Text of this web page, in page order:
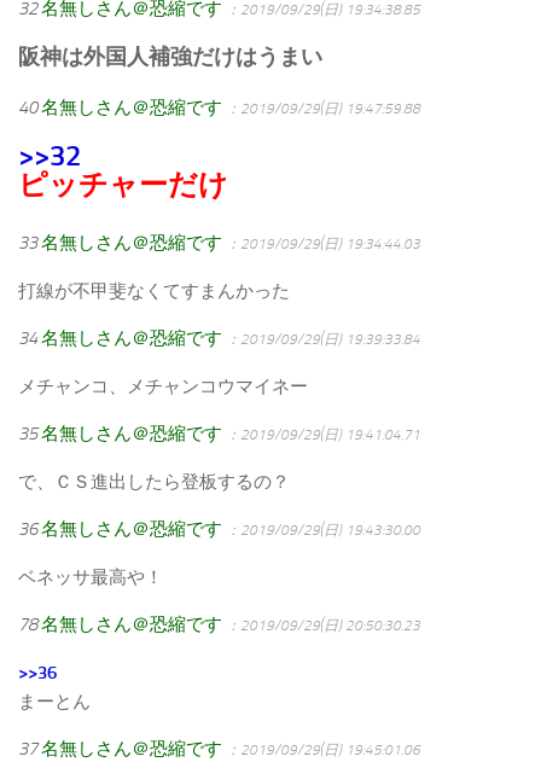
32名無しさん＠恐縮です ：2019/09/29(日) 19:34:38.85
阪神は外国人補強だけはうまい
40名無しさん＠恐縮です ：2019/09/29(日) 19:47:59.88
>>32
ピッチャーだけ
33名無しさん＠恐縮です ：2019/09/29(日) 19:34:44.03
打線が不甲斐なくてすまんかった
34名無しさん＠恐縮です ：2019/09/29(日) 19:39:33.84
メチャンコ、メチャンコウマイネー
35名無しさん＠恐縮です ：2019/09/29(日) 19:41:04.71
で、ＣＳ進出したら登板するの？
36名無しさん＠恐縮です ：2019/09/29(日) 19:43:30.00
ベネッサ最高や！
78名無しさん＠恐縮です ：2019/09/29(日) 20:50:30.23
>>36
まーとん
37名無しさん＠恐縮です ：2019/09/29(日) 19:45:01.06